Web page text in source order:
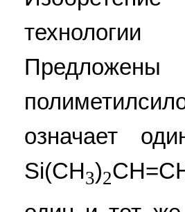
технологии
означает
Si(СН3)2